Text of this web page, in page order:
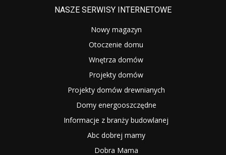
NASZE SERWISY INTERNETOWE
Nowy magazyn
Otoczenie domu
Wnętrza domów
Projekty domów
Projekty domów drewnianych
Domy energooszczędne
Informacje z branży budowlanej
Abc dobrej mamy
Dobra Mama